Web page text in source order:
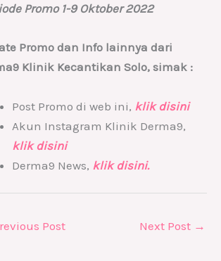
Promo 1-9 Oktober 2022
Promo dan Info lainnya dari
Klinik Kecantikan Solo, simak :
Post Promo di web ini, klik disini
Akun Instagram Klinik Derma9,
klik disini
Derma9 News, klik disini.
Post Next Post →